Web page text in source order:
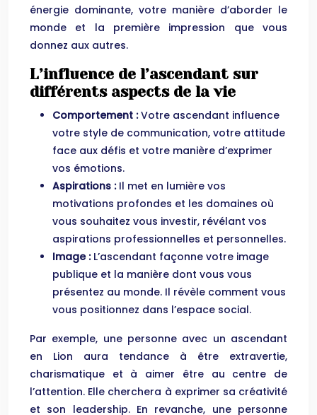
énergie dominante, votre manière d’aborder le
monde et la première impression que vous
donnez aux autres.
L’influence de l’ascendant sur
différents aspects de la vie
Comportement :Votre ascendant influence
votre style de communication, votre attitude
face aux défis et votre manière d’exprimer
vos émotions.
Aspirations : Il met en lumière vos
motivations profondes et les domaines où
vous souhaitez vous investir, révélant vos
aspirations professionnelles et personnelles.
Image : L’ascendant façonne votre image
publique et la manière dont vous vous
présentez au monde. Il révèle comment vous
vous positionnez dans l’espace social.
Par exemple, une personne avec un ascendant
en Lion aura tendance à être extravertie,
charismatique et à aimer être au centre de
l’attention. Elle cherchera à exprimer sa créativité
et son leadership. En revanche, une personne